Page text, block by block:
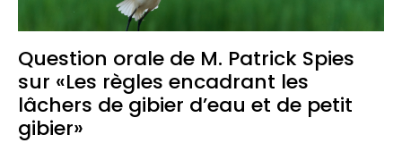
Question orale de M. Patrick Spies
sur «Les règles encadrant les
lâchers de gibier d’eau et de petit
gibier»